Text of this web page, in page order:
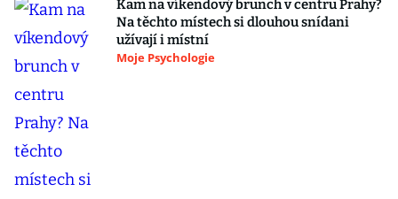
Kam na víkendový brunch v centru Prahy?
Na těchto místech si dlouhou snídani
užívají i místní
Moje Psychologie